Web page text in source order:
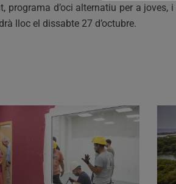
programa d’oci alternatiu per a joves,
lloc el dissabte 27 d’octubre.